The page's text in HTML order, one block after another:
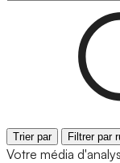
Trier par Filtrer par
Votre média